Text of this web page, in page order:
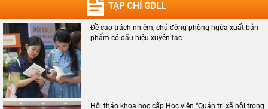
TẠP CHÍ GDLL
Đề cao trách nhiệm, chủ động phòng ngừa xuất bản
phẩm có dấu hiệu xuyên tạc
Hội thảo khoa học cấp Học viện “Quản trị xã hội trong